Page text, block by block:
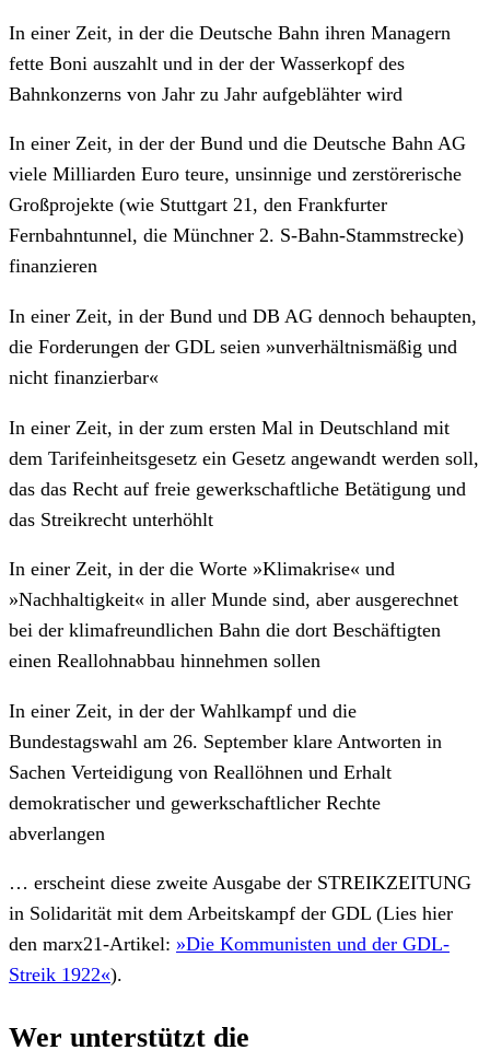
In einer Zeit, in der die Deutsche Bahn ihren Managern
fette Boni auszahlt und in der der Wasserkopf des
Bahnkonzerns von Jahr zu Jahr aufgeblähter wird
In einer Zeit, in der der Bund und die Deutsche Bahn AG
viele Milliarden Euro teure, unsinnige und zerstörerische
Großprojekte (wie Stuttgart 21, den Frankfurter
Fernbahntunnel, die Münchner 2. S-Bahn-Stammstrecke)
finanzieren
In einer Zeit, in der Bund und DB AG dennoch behaupten,
die Forderungen der GDL seien »unverhältnismäßig und
nicht finanzierbar«
In einer Zeit, in der zum ersten Mal in Deutschland mit
dem Tarifeinheitsgesetz ein Gesetz angewandt werden soll,
das das Recht auf freie gewerkschaftliche Betätigung und
das Streikrecht unterhöhlt
In einer Zeit, in der die Worte »Klimakrise« und
»Nachhaltigkeit« in aller Munde sind, aber ausgerechnet
bei der klimafreundlichen Bahn die dort Beschäftigten
einen Reallohnabbau hinnehmen sollen
In einer Zeit, in der der Wahlkampf und die
Bundestagswahl am 26. September klare Antworten in
Sachen Verteidigung von Reallöhnen und Erhalt
demokratischer und gewerkschaftlicher Rechte
abverlangen
… erscheint diese zweite Ausgabe der STREIKZEITUNG
in Solidarität mit dem Arbeitskampf der GDL (Lies hier
den marx21-Artikel: »Die Kommunisten und der GDL-
Streik 1922«).
Wer unterstützt die